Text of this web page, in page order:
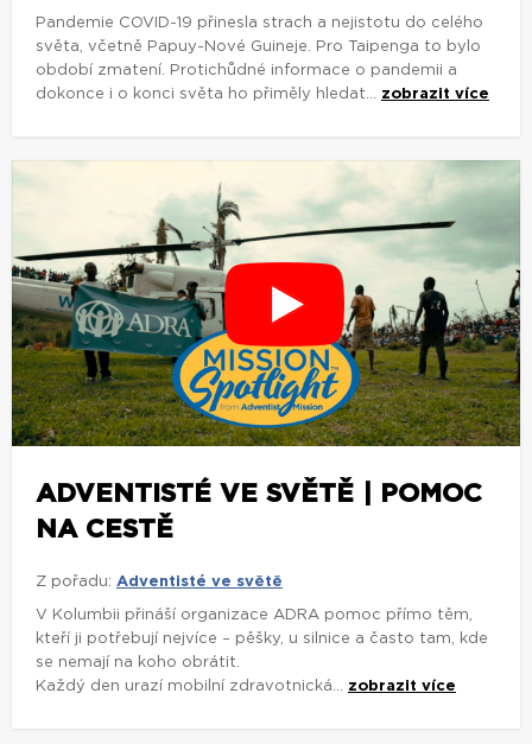
Pandemie COVID-19 přinesla strach a nejistotu do celého
světa, včetně Papuy-Nové Guineje. Pro Taipenga to bylo
období zmatení. Protichůdné informace o pandemii a
dokonce i o konci světa ho přiměly hledat... zobrazit více
ADVENTISTÉ VE SVĚTĚ | POMOC
NA CESTĚ
Z pořadu: Adventisté ve světě
V Kolumbii přináší organizace ADRA pomoc přímo těm,
kteří ji potřebují nejvíce – pěšky, u silnice a často tam, kde
se nemají na koho obrátit.
Každý den urazí mobilní zdravotnická... zobrazit více